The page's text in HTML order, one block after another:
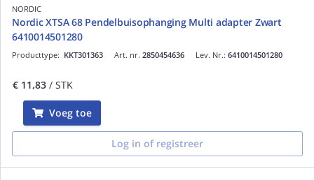
NORDIC
Nordic XTSA 68 Pendelbuisophanging Multi adapter Zwart
6410014501280
Art. nr. 2850454636
Producttype: KKT301363 Lev. Nr.: 6410014501280
€ 11,83 / STK
Voeg toe
Log in of registreer